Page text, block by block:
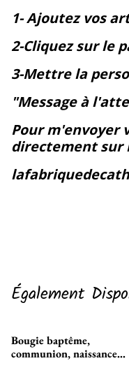
1- Ajoutez vos
2-Cliquez sur le
3-Mettre la
"Message à
Pour m'envoyer
directement sur
Également
Bougie baptême,
communion, naissance